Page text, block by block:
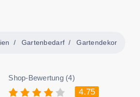
Gartenbedarf Gartendekor
Shop-Bewertung (4)
4.75